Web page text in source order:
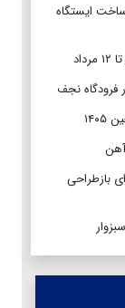
ایستگاه
فرودگاه نجف
بازطراحی